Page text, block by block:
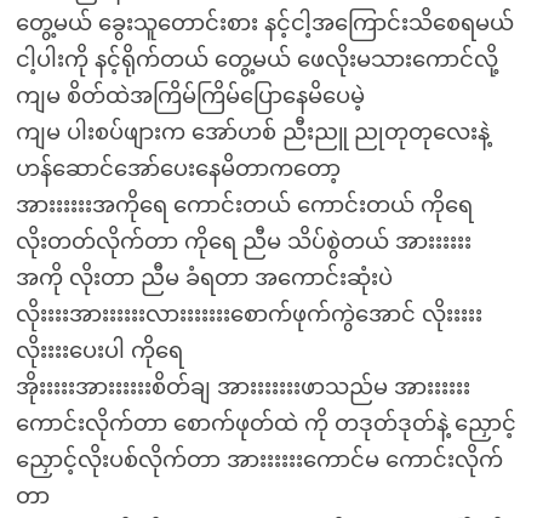
တွေ့မယ် ခွေးသူတောင်းစား နင့်ငါ့အကြောင်းသိစေရမယ်
ငါ့ပါးကို နင့်ရိုက်တယ် တွေ့မယ် ဖေလိုးမသားကောင်လို့
ကျမ စိတ်ထဲအကြိမ်ကြိမ်ပြောနေမိပေမဲ့
ကျမ ပါးစပ်ဖျားက အော်ဟစ် ညီးညူ ညုတုတုလေးနဲ့
ဟန်ဆောင်အော်ပေးနေမိတာကတော့
အားးးးးးအကိုရေ ကောင်းတယ် ကောင်းတယ် ကိုရေ
လိုးတတ်လိုက်တာ ကိုရေ ညီမ သိပ်စွဲတယ် အားးးးးး
အကို လိုးတာ ညီမ ခံရတာ အကောင်းဆုံးပဲ
လိုးးးးအားးးးးးလားးးးးးးစောက်ဖုက်ကွဲအောင် လိုးးးးး
လိုးးးးပေးပါ ကိုရေ
အိုးးးးးအားးးးးးစိတ်ချ အားးးးးးးဖာသည်မ အားးးးးး
ကောင်းလိုက်တာ စောက်ဖုတ်ထဲ ကို တဒုတ်ဒုတ်နဲ့ ညှောင့်
ညှောင့်လိုးပစ်လိုက်တာ အားးးးးးကောင်မ ကောင်းလိုက်
တာ